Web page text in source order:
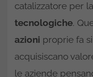
catalizzatore per
tecnologiche.
azioni proprie fa
acquisiscano
le aziende